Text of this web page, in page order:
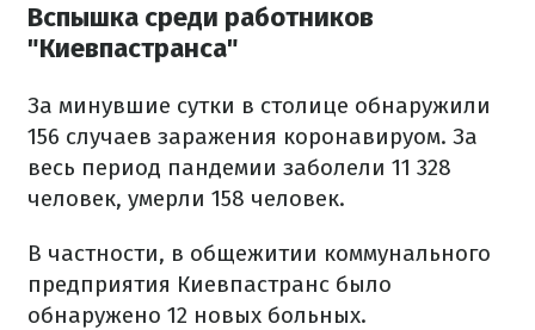
Вспышка среди работников
"Киевпастранса"
За минувшие сутки в столице обнаружили
156 случаев заражения коронавируом. За
весь период пандемии заболели 11 328
человек, умерли 158 человек.
В частности, в общежитии коммунального
предприятия Киевпастранс было
обнаружено 12 новых больных.